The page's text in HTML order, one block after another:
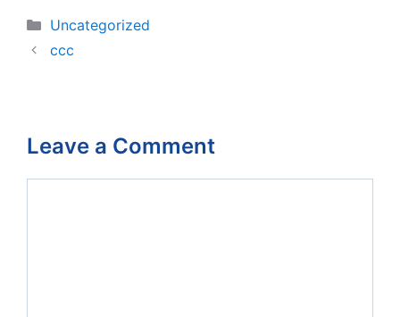
Categories
Uncategorized
ссс
Leave a Comment